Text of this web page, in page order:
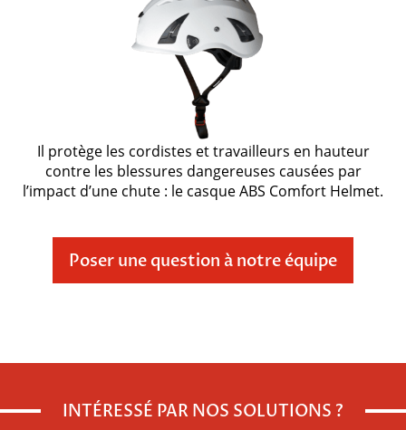
Il protège les cordistes et travailleurs en hauteur
contre les blessures dangereuses causées par
l’impact d’une chute : le casque ABS Comfort Helmet.
Poser une question à notre équipe
Veuillez
laisserINTÉRESSÉ PAR NOS SOLUTIONS ?